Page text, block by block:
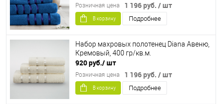
1 196 руб. / шт
Розничная цена
В корзину Подробнее
Набор махровых полотенец Diana Авеню,
Кремовый, 400 гр/кв.м.
920 руб./ шт
1 196 руб. / шт
Розничная цена
В корзину Подробнее